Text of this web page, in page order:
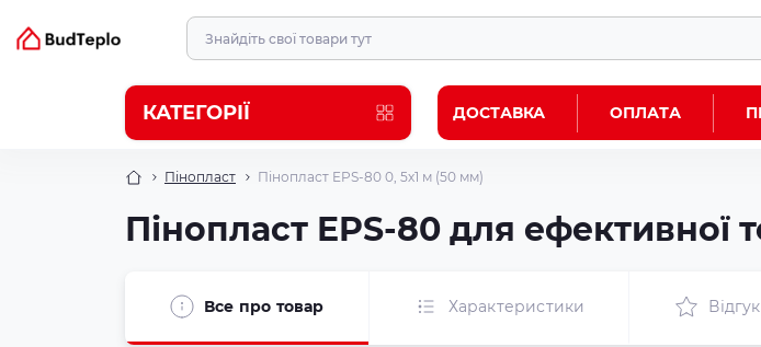
КАТЕГОРІЇ ДОСТАВКА ОПЛАТА
Пінопласт Пінопласт EPS-80 0, 5х1 м (50 мм)
Пінопласт EPS-80 для ефективної
Все про товар Характеристики